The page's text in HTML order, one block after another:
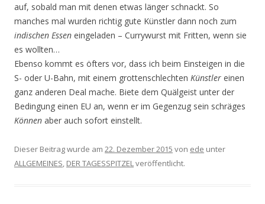
auf, sobald man mit denen etwas länger schnackt. So
manches mal wurden richtig gute Künstler dann noch zum
indischen Essen eingeladen – Currywurst mit Fritten, wenn sie
es wollten…
Ebenso kommt es öfters vor, dass ich beim Einsteigen in die
S- oder U-Bahn, mit einem grottenschlechten Künstler einen
ganz anderen Deal mache. Biete dem Quälgeist unter der
Bedingung einen EU an, wenn er im Gegenzug sein schräges
Können aber auch sofort einstellt.
Dieser Beitrag wurde am 22. Dezember 2015 von ede unter
ALLGEMEINES, DER TAGESSPITZELveröffentlicht.